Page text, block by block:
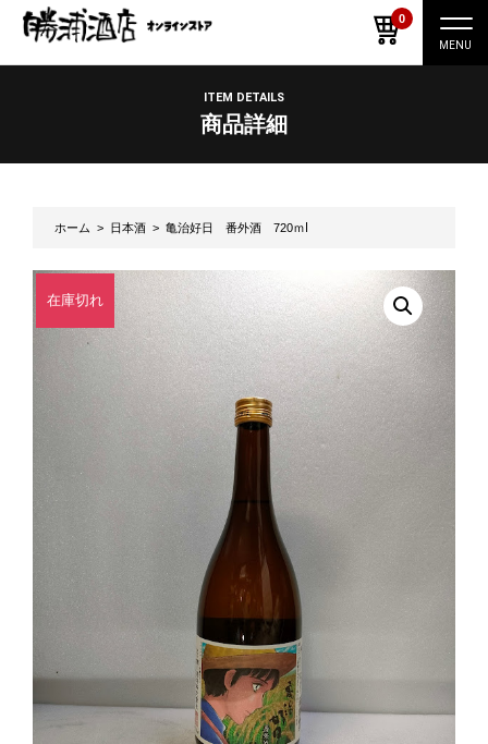
ナ
ビ
切
0
ITEM DETAILS
商品詳細
ホーム > 日本酒> 亀治好日 番外酒 720ｍⅼ
在庫切れ